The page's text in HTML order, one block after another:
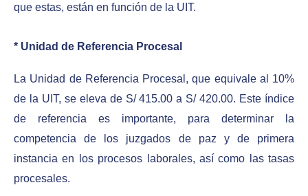
que estas, están en función de la UIT.
* Unidad de Referencia Procesal
La Unidad de Referencia Procesal, que equivale al 10%
de la UIT, se eleva de S/ 415.00 a S/ 420.00. Este índice
de referencia es importante, para determinar la
competencia de los juzgados de paz y de primera
instancia en los procesos laborales, así como las tasas
procesales.